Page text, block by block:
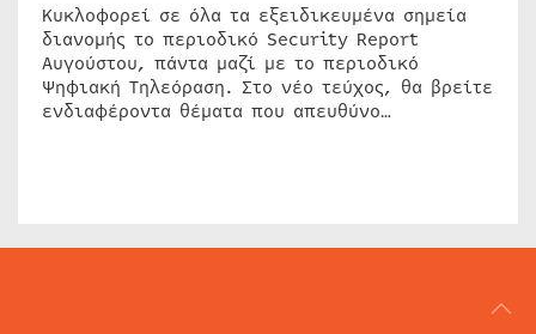
Κυκλοφορεί σε όλα τα εξειδικευμένα σημεία
διανομής το περιοδικό Security Report
Αυγούστου, πάντα μαζί με το περιοδικό
Ψηφιακή Τηλεόραση. Στο νέο τεύχος, θα βρείτε
ενδιαφέροντα θέματα που απευθύνο…